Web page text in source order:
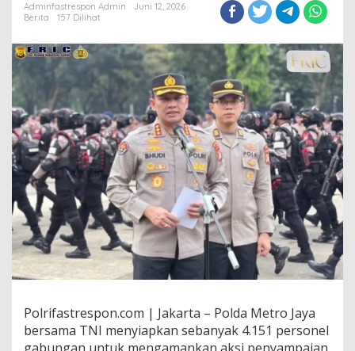
Adminfastrespon Admin
Juni 12, 2026
Berita
157 Dilihat
Polrifastrespon.com | Jakarta – Polda Metro Jaya
bersama TNI menyiapkan sebanyak 4.151 personel